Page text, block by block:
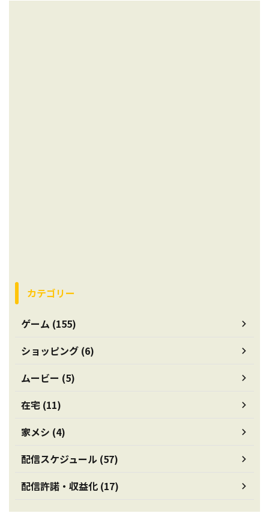
カテゴリー
ゲーム (155)
ショッピング (6)
ムービー (5)
在宅 (11)
家メシ (4)
配信スケジュール (57)
配信許諾・収益化 (17)